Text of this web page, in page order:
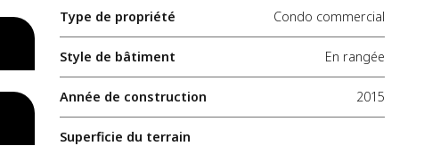
Type de propriété Condo commercial
Style de bâtiment En rangée
Année de construction 2015
Superficie du terrain